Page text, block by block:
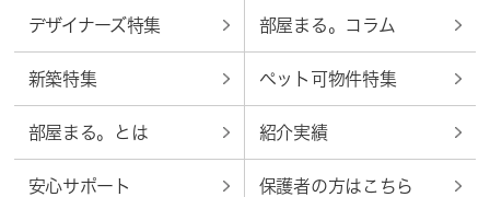
デザイナーズ特集 部屋まる。コラム
新築特集 ペット可物件特集
部屋まる。とは 紹介実績
安心サポート 保護者の方はこちら